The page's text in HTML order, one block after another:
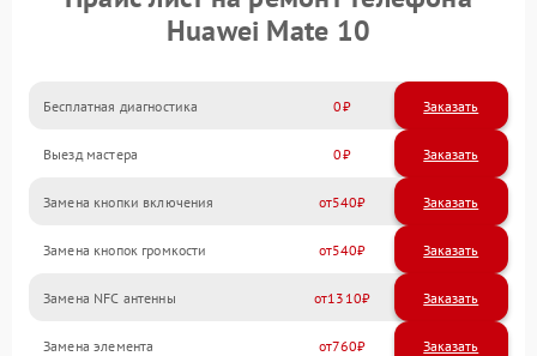
Huawei Mate 10
Бесплатная диагностика 0 Заказать
Выезд мастера 0 Заказать
Замена кнопки включения 540
Замена кнопок громкости 540
Замена NFC антенны 1310
Замена элемента 760